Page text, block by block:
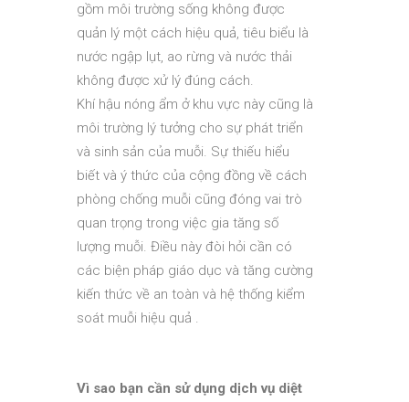
gồm môi trường sống không được
quản lý một cách hiệu quả, tiêu biểu là
nước ngập lụt, ao rừng và nước thải
không được xử lý đúng cách.
Khí hậu nóng ẩm ở khu vực này cũng là
môi trường lý tưởng cho sự phát triển
và sinh sản của muỗi. Sự thiếu hiểu
biết và ý thức của cộng đồng về cách
phòng chống muỗi cũng đóng vai trò
quan trọng trong việc gia tăng số
lượng muỗi. Điều này đòi hỏi cần có
các biện pháp giáo dục và tăng cường
kiến thức về an toàn và hệ thống kiểm
soát muỗi hiệu quả .
Vì sao bạn cần sử dụng dịch vụ diệt